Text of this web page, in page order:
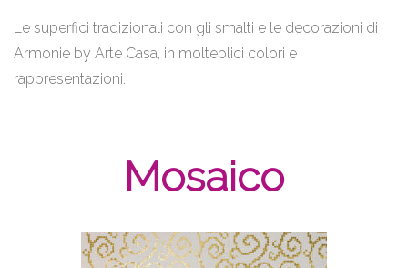
Le superfici tradizionali con gli smalti e le decorazioni di
Armonie by Arte Casa, in molteplici colori e
rappresentazioni.
Mosaico